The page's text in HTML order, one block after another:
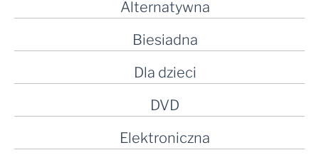
Alternatywna
Biesiadna
Dla dzieci
DVD
Elektroniczna